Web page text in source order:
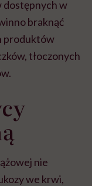
dostępnych w
braknąć
produktów
tłoczonych
nie
we krwi,